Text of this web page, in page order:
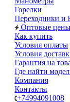
Горелки
Переходники и
Оптовые цены
Как купить
Условия оплаты
Условия
Гарантия на
Где найти
Компания
Контакты
+74994091008